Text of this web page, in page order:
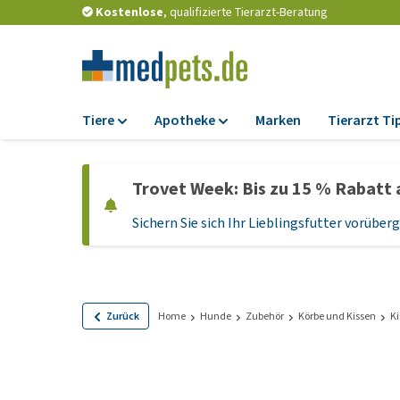
Kostenlose, qualifizierte Tierarzt-Beratung
Tiere
Trockenfutter
Nassfutter
Hundefutter
Apotheke
Zeckenschutz und
Flohmittel
Probiotika und
Marken Tierarzt
Trovet Week: Bis zu 15 %
Sichern Sie sich Ihr Lieblingsfutter
Zurück Home Hunde Zubehör Körbe und Kissen